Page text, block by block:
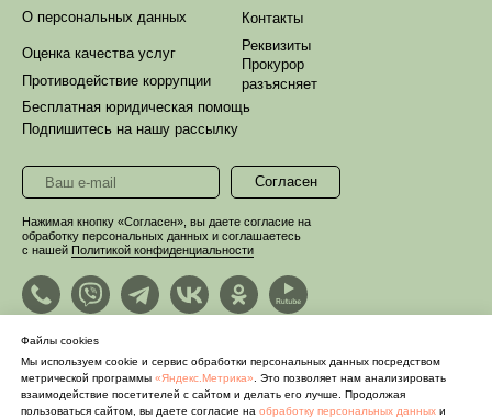
Нажимая кнопку «Согласен», вы даете согласие на
обработку персональных данных и соглашаетесь
с нашей Политикой конфиденциальности
Подпишитесь на нашу рассылку
Согласен
Реквизиты
Контакты
Противодействие коррупции
Оценка качества услуг
О персональных данных
Бесплатная юридическая помощь
Прокурор
разъясняет
Файлы cookies
Мы используем cookie и сервис обработки персональных данных посредством
метрической программы «Яндекс.Метрика». Это позволяет нам анализировать
взаимодействие посетителей с сайтом и делать его лучше. Продолжая
пользоваться сайтом, вы даете согласие на обработку персональных данных и